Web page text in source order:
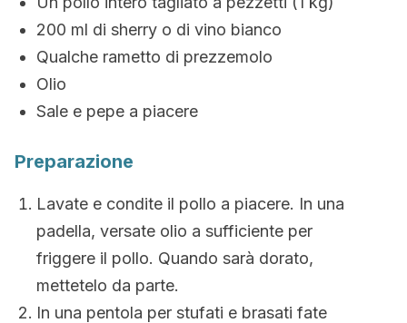
200 ml di sherry o di vino bianco
Qualche rametto di prezzemolo
Olio
Sale e pepe a piacere
Preparazione
Lavate e condite il pollo a piacere. In una
padella, versate olio a sufficiente per
friggere il pollo. Quando sarà dorato,
mettetelo da parte.
In una pentola per stufati e brasati fate